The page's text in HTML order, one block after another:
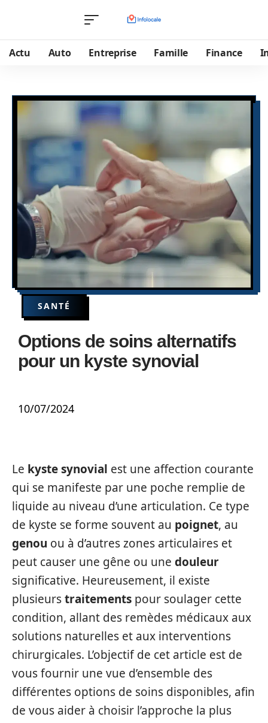
Actu Auto Entreprise Famille Finance
SANTÉ
Options de soins alternatifs
pour un kyste synovial
10/07/2024
Le kyste synovial est une affection courante
qui se manifeste par une poche remplie de
liquide au niveau d’une articulation. Ce type
de kyste se forme souvent au poignet, au
genou ou à d’autres zones articulaires et
peut causer une gêne ou une douleur
significative. Heureusement, il existe
plusieurstraitements pour soulager cette
condition, allant des remèdes médicaux aux
solutions naturelles et aux interventions
chirurgicales. L’objectif de cet article est de
vous fournir une vue d’ensemble des
différentes options de soins disponibles, afin
de vous aider à choisir l’approche la plus